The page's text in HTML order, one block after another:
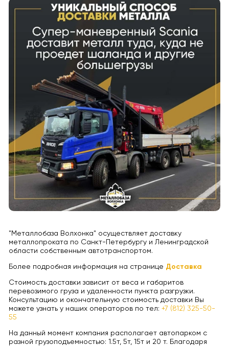
"Металлобаза Волхонка" осуществляет доставку
металлопроката по Санкт-Петербургу и Ленинградской
области собственным автотранспортом.
Более подробная информация на странице Доставка
Стоимость доставки зависит от веса и габаритов
перевозимого груза и удаленности пункта разгрузки.
Консультацию и окончательную стоимость доставки Вы
можете узнать у наших операторов по тел: +7 (812) 325-50-
55
На данный момент компания располагает автопарком с
разной грузоподъемностью: 1.5т, 5т, 15т и 20 т. Благодаря